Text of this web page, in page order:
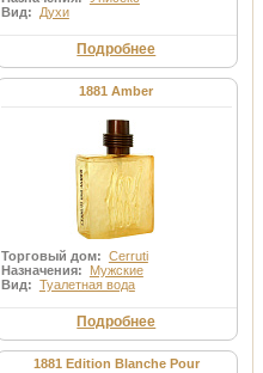
Вид: Духи
Подробнее
1881 Amber
Торговый дом: Cerruti
Назначения: Мужские
Вид: Туалетная вода
Подробнее
1881 Edition Blanche Pour